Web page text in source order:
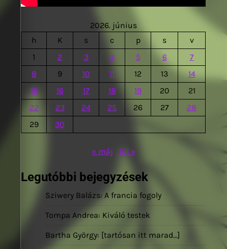
2026. június
h
K s c p s
v
1
2 3 4 5 6
7
8
9 10 11 12 13
14
15
16 17 18 19 20
21
22
23 24 25 26 27
28
29
30
« máj júl »
Legutóbbi bejegyzések
Sziwery Balázs: A francia fogoly
Tompa Andrea: Kiváló testek
Bartha György: [tartósan itt marad…]